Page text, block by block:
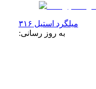
میلگرد استیل ۳۱۶
به روز رسانی: